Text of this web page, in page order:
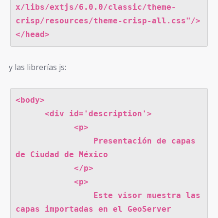
x/libs/extjs/6.0.0/classic/theme-
crisp/resources/theme-crisp-all.css"/>
</head>
y las librerías js:
<body>
      <div id='description'>
            <p>
de Ciudad de México
            </p>
            <p>
capas importadas en el GeoServer